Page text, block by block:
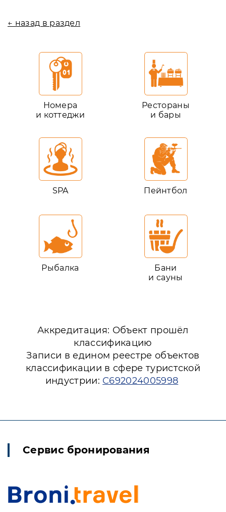
← назад в раздел
Номера
и коттеджи
Рестораны
и бары
SPA Пейнтбол
Рыбалка
Бани
и сауны
Аккредитация: Объект прошёл
классификацию
Записи в едином реестре объектов
классификации в сфере туристской
индустрии: С692024005998
Сервис бронирования